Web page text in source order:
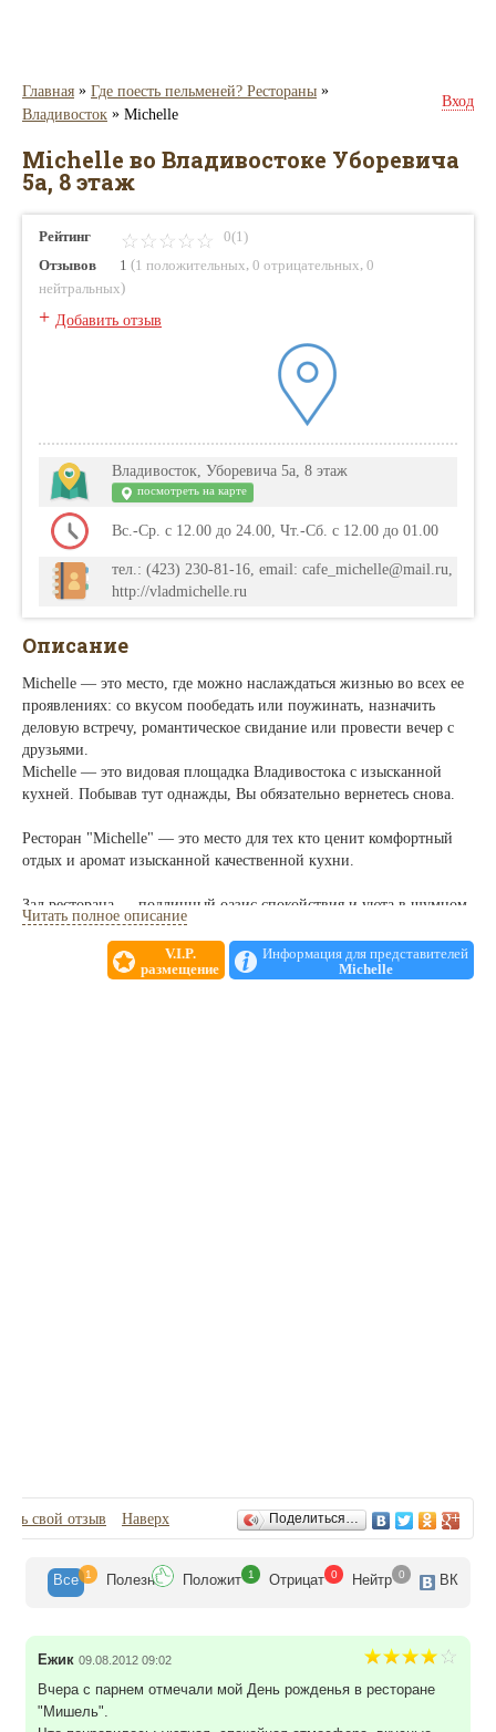
Главная » Где поесть пельменей? Рестораны »
Владивосток » Michelle
Вход
Michelle во Владивостоке Уборевича
5а, 8 этаж
Рейтинг
0(1)
Отзывов
1 (1 положительных, 0 отрицательных, 0
нейтральных)
+ Добавить отзыв
Владивосток, Уборевича 5а, 8 этаж
посмотреть на карте
Вс.-Ср. с 12.00 до 24.00, Чт.-Сб. с 12.00 до 01.00
тел.: (423) 230-81-16, email: cafe_michelle@mail.ru,
http://vladmichelle.ru
Описание
Michelle — это место, где можно наслаждаться жизнью во всех ее
проявлениях: со вкусом пообедать или поужинать, назначить
деловую встречу, романтическое свидание или провести вечер с
друзьями.
Michelle — это видовая площадка Владивостока с изысканной
кухней. Побывав тут однажды, Вы обязательно вернетесь снова.
Ресторан "Michelle" — это место для тех кто ценит комфортный
отдых и аромат изысканной качественной кухни.
Зал ресторана — подлинный оазис спокойствия и уюта в шумном
мегаполисе. Это место располагает к неторопливым беседам или
романтическим встречам tet-a-tet.
Читать полное описание
V.I.P.
размещение
Информация для представителей
Michelle
Отзывы
свой отзыв Наверх Поделиться…
Все 1 Полезн Положит 1 Отрицат 0 Нейтр 0 ВК
Ежик 09.08.2012 09:02
Вчера с парнем отмечали мой День рожденья в ресторане
"Мишель".